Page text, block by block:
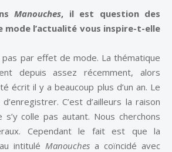
Manouches, il est question des
mode l’actualité vous inspire-t-elle
pas par effet de mode. La thématique
depuis assez récemment, alors
écrit il y a beaucoup plus d’un an. Le
C’est d’ailleurs la raison
colle pas autant. Nous cherchons
Cependant le fait est que la
intitulé Manouches a coïncidé avec